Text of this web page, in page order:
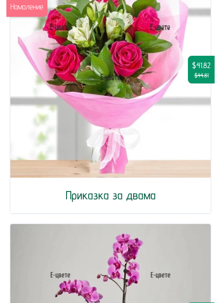
Приказка за двама
$41.82
$44.81
Намаление